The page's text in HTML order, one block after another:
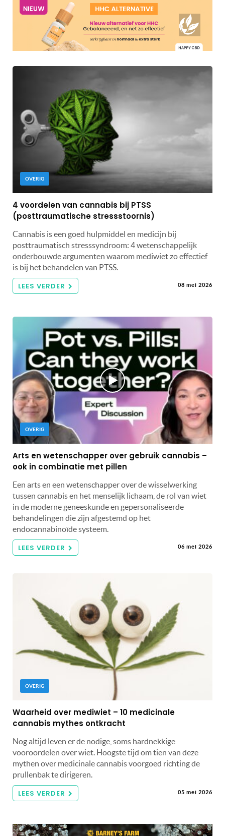
OVERIG
4 voordelen van cannabis bij PTSS
(posttraumatische stressstoornis)
Cannabis is een goed hulpmiddel en medicijn bij
posttraumatisch stresssyndroom: 4 wetenschappelijk
onderbouwde argumenten waarom mediwiet zo effectief
is bij het behandelen van PTSS.
LEES VERDER 08 mei 2026
OVERIG
Arts en wetenschapper over gebruik cannabis –
ook in combinatie met pillen
Een arts en een wetenschapper over de wisselwerking
tussen cannabis en het menselijk lichaam, de rol van wiet
in de moderne geneeskunde en gepersonaliseerde
behandelingen die zijn afgestemd op het
endocannabinoïde systeem.
LEES VERDER 06 mei 2026
OVERIG
Waarheid over mediwiet – 10 medicinale
cannabis mythes ontkracht
Nog altijd leven er de nodige, soms hardnekkige
vooroordelen over wiet. Hoogste tijd om tien van deze
mythen over medicinale cannabis voorgoed richting de
prullenbak te dirigeren.
LEES VERDER 05 mei 2026